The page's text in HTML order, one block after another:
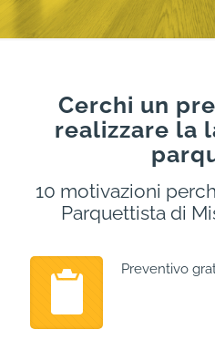
Cerchi un
realizzare la
10 motivazioni
Parquettista di
Preventivo